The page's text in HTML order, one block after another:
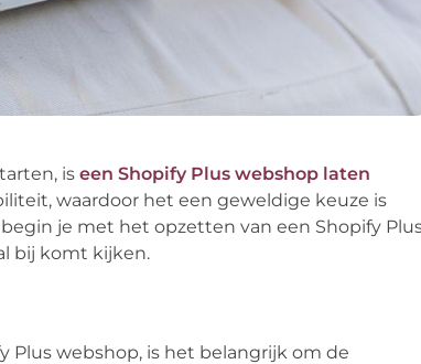
is een Shopify Plus webshop laten
waardoor het een geweldige keuze is
je met het opzetten van een Shopify
bij komt kijken.
Plus webshop, is het belangrijk om de